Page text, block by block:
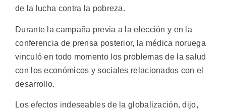
de la lucha contra la pobreza.
Durante la campaña previa a la elección y en la
conferencia de prensa posterior, la médica noruega
vinculó en todo momento los problemas de la salud
con los económicos y sociales relacionados con el
desarrollo.
Los efectos indeseables de la globalización, dijo,